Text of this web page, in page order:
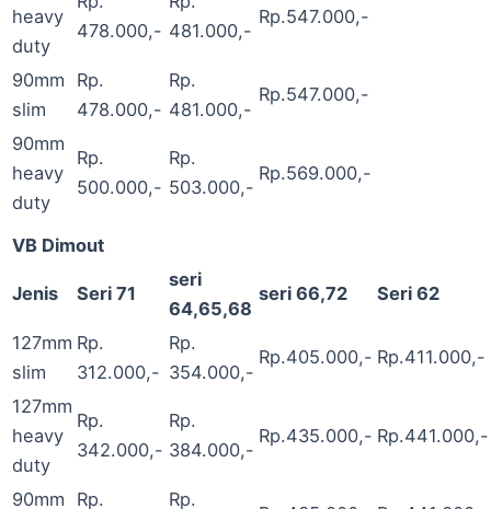
heavy
duty
478.000,- 481.000,-
Rp.547.000,-
90mm
slim
Rp.
478.000,-
Rp.
481.000,-
Rp.547.000,-
90mm
heavy
duty
Rp.
500.000,-
Rp.
503.000,-
Rp.569.000,-
VB Dimout
Jenis Seri 71
seri
64,65,68
seri 66,72 Seri 62
127mm
slim
Rp.
312.000,-
Rp.
354.000,-
Rp.405.000,- Rp.411.000,-
127mm
heavy
duty
Rp.
342.000,-
Rp.
384.000,-
Rp.435.000,- Rp.441.000,-
90mm
Rp.
Rp.